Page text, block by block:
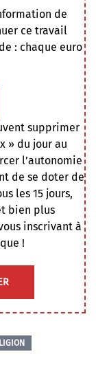
de
ce travail
: chaque euro
supprimer
» du jour au
l’autonomie
de se doter de
les 15 jours,
bien plus
inscrivant à
!